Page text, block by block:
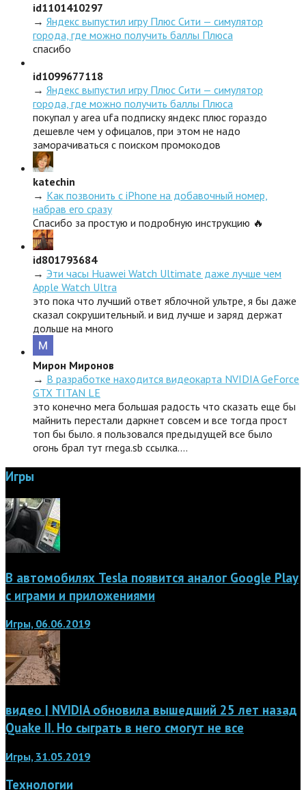
id1101410297
→ Яндекс выпустил игру Плюс Сити — симулятор
города, где можно получить баллы Плюса
спасибо
id1099677118
→ Яндекс выпустил игру Плюс Сити — симулятор
города, где можно получить баллы Плюса
покупал у area ufa подписку яндекс плюс гораздо
дешевле чем у офицалов, при этом не надо
заморачиваться с поиском промокодов
katechin
→ Как позвонить с iPhone на добавочный номер,
набрав его сразу
Спасибо за простую и подробную инструкцию 🔥
id801793684
→ Эти часы Huawei Watch Ultimate даже лучше чем
Apple Watch Ultra
это пока что лучший ответ яблочной ультре, я бы даже
сказал сокрушительный. и вид лучше и заряд держат
дольше на много
Мирон Миронов
→ В разработке находится видеокарта NVIDIA GeForce
GTX TITAN LE
это конечно мега большая радость что сказать еще бы
майнить перестали даркнет совсем и все тогда прост
топ бы было. я пользовался предыдущей все было
огонь брал тут rnega.sb ссылка.…
Игры
В автомобилях Tesla появится аналог Google Play
с играми и приложениями
Игры, 06.06.2019
видео | NVIDIA обновила вышедший 25 лет назад
Quake II. Но сыграть в него смогут не все
Игры, 31.05.2019
Технологии